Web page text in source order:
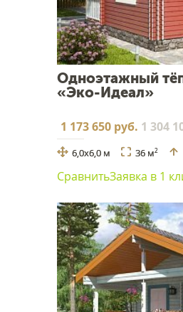
Одноэтажный
«Эко-Идеал»
1 173 650 руб. 1 304
6,0х6,0 м 36 м2
СравнитьЗаявка в 1